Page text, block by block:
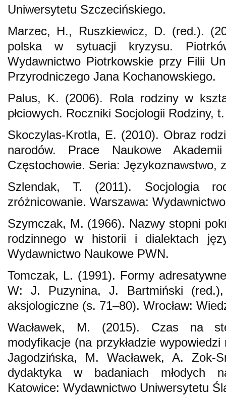
Uniwersytetu Szczecińskiego.
Marzec, H., Ruszkiewicz, D. (red.).
polska w sytuacji kryzysu.
Wydawnictwo Piotrkowskie przy Filii
Przyrodniczego Jana Kochanowskiego.
Palus, K. (2006). Rola rodziny w
płciowych. Roczniki Socjologii Rodziny,
Skoczylas-Krotla, E. (2010). Obraz
narodów. Prace Naukowe
Częstochowie. Seria: Językoznawstwo,
Szlendak, T. (2011). Socjologia
zróżnicowanie. Warszawa:
Szymczak, M. (1966). Nazwy stopni
rodzinnego w historii i dialektach
Wydawnictwo Naukowe PWN.
Tomczak, L. (1991). Formy
W: J. Puzynina, J. Bartmiński
aksjologiczne (s. 71–80). Wrocław:
Wacławek, M. (2015). Czas na
modyfikacje (na przykładzie
Jagodzińska, M. Wacławek, A.
dydaktyka w badaniach młodych
Katowice: Wydawnictwo Uniwersytetu